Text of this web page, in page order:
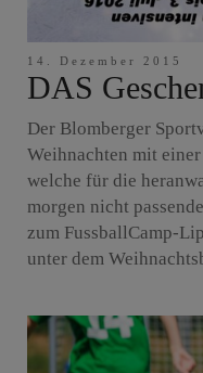
14. Dezember 2015
DAS
Der Blomberger
Weihnachten mit
welche für die
morgen nicht
zum FussballCamp-
unter dem